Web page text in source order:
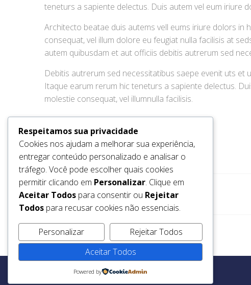
teneturs a sapiente delectus. Duis autem vel eum iriure
Architecto beatae duis autems vell eums iriure dolors in
consequat, vel illum dolore eu feugiat nulla facilisis at
autem quibusdam et aut officiis debitis autrerum sed
Debitis autrerum sed necessitatibus saepe evenit uts
Itaque earum rerum hic teneturs a sapiente delectus.
molestie consequat, vel illumnulla facilisis.
Copyright @ 2026
Respeitamos sua privacidade
Cookies nos ajudam a melhorar sua experiência,
entregar conteúdo personalizado e analisar o
tráfego. Você pode escolher quais cookies
permitir clicando em Personalizar. Clique em
Aceitar Todos para consentir ou Rejeitar
Todos para recusar cookies não essenciais.
Personalizar
Rejeitar Todos
Aceitar Todos
Powered by